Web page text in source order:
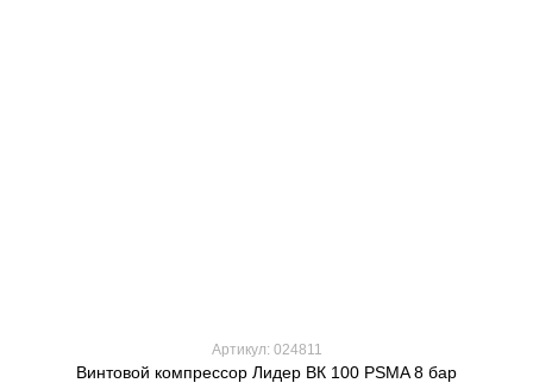
Артикул: 024811
Винтовой компрессор Лидер ВК 100 PSMA 8 бар